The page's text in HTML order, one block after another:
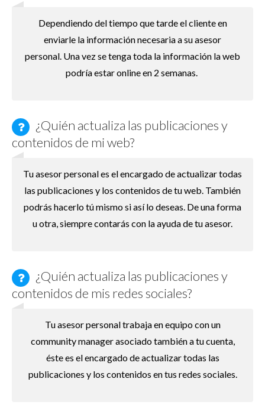
Dependiendo del tiempo que tarde el cliente en
enviarle la información necesaria a su asesor
personal. Una vez se tenga toda la información la web
podría estar online en 2 semanas.
¿Quién actualiza las publicaciones y
contenidos de mi web?
Tu asesor personal es el encargado de actualizar todas
las publicaciones y los contenidos de tu web. También
podrás hacerlo tú mismo si así lo deseas. De una forma
u otra, siempre contarás con la ayuda de tu asesor.
¿Quién actualiza las publicaciones y
contenidos de mis redes sociales?
Tu asesor personal trabaja en equipo con un
community manager asociado también a tu cuenta,
éste es el encargado de actualizar todas las
publicaciones y los contenidos en tus redes sociales.